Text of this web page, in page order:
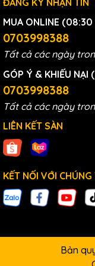
Chứng
bộ các bộ
của lõi lọc
free, đảm
suốt vòng
Đạt chuẩn
nước đầu
nước
tại vòi một
ĐĂNG KÝ NHẬN TIN
MUA ONLINE
0703998388
Tất cả các ngày
GÓP Ý & KHIẾU
0703998388
Tất cả các ngày
LIÊN KẾT SÀN
KẾT NỐI VỚI CHÚNG
Bản